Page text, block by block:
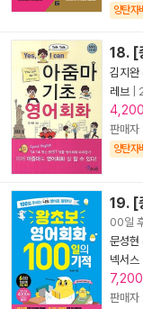
양탄자
18. [
김지완
레브
4,200
판매자
양탄자
19. [
00일
문성현
넥서스
7,200
판매자